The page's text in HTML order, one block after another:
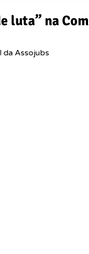
luta” na
da Assojubs